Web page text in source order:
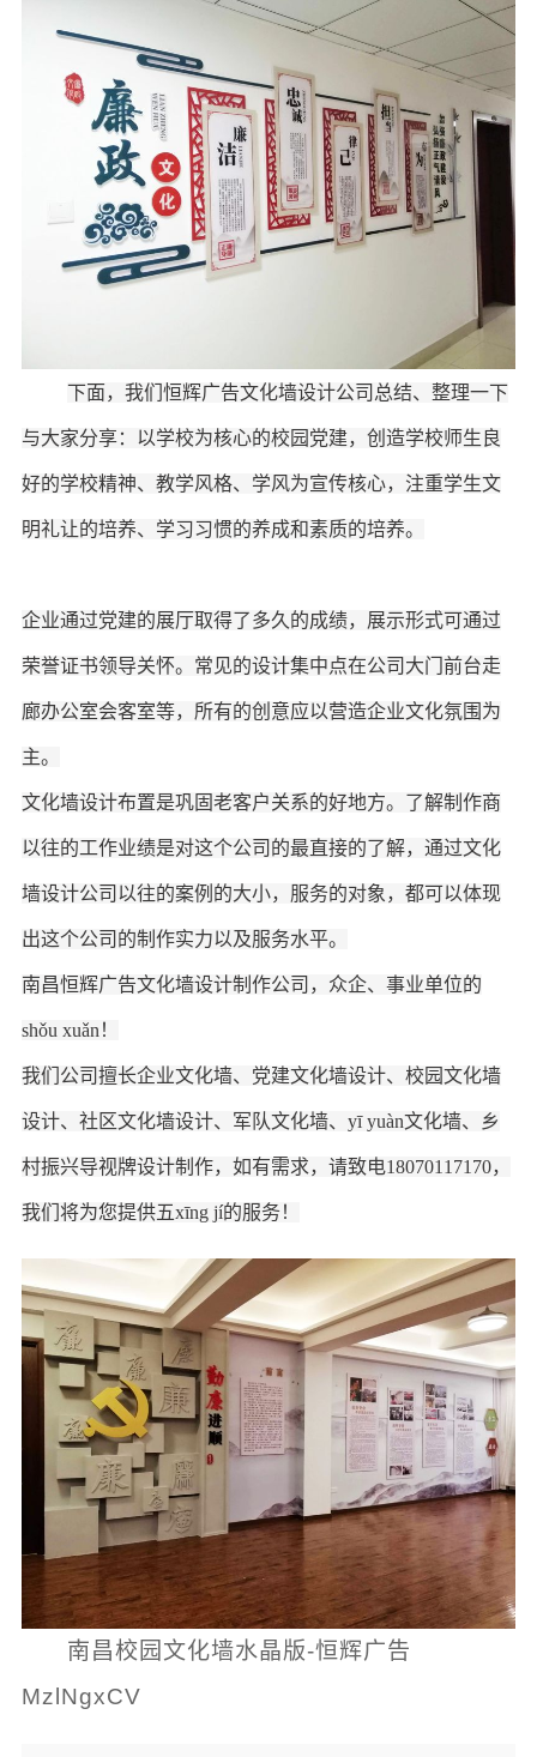
下面，我们恒辉广告文化墙设计公司总结、整理一下
与大家分享：以学校为核心的校园党建，创造学校师生良
好的学校精神、教学风格、学风为宣传核心，注重学生文
明礼让的培养、学习习惯的养成和素质的培养。
企业通过党建的展厅取得了多久的成绩，展示形式可通过
荣誉证书领导关怀。常见的设计集中点在公司大门前台走
廊办公室会客室等，所有的创意应以营造企业文化氛围为
主。
文化墙设计布置是巩固老客户关系的好地方。了解制作商
以往的工作业绩是对这个公司的最直接的了解，通过文化
墙设计公司以往的案例的大小，服务的对象，都可以体现
出这个公司的制作实力以及服务水平。
南昌恒辉广告文化墙设计制作公司， 众企、事业单位的
shǒu xuǎn ！
我们公司擅长企业文化墙、党建文化墙设计、校园文化墙
设计、社区文化墙设计、军队文化墙、 yī yuàn文化墙、乡
村振兴导视牌设计制作，如有需求，请致电18070117170，
我们将为您提供五xīng jí的服务！
南昌校园文化墙水晶版-恒辉广告
MzlNgxCV